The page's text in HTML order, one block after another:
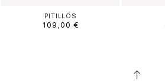
PITILLOS
109,00 €